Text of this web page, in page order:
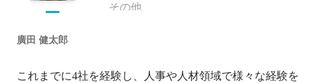
その他
廣田 健太郎
これまでに4社を経験し、人事や人材領域で様々な経験を